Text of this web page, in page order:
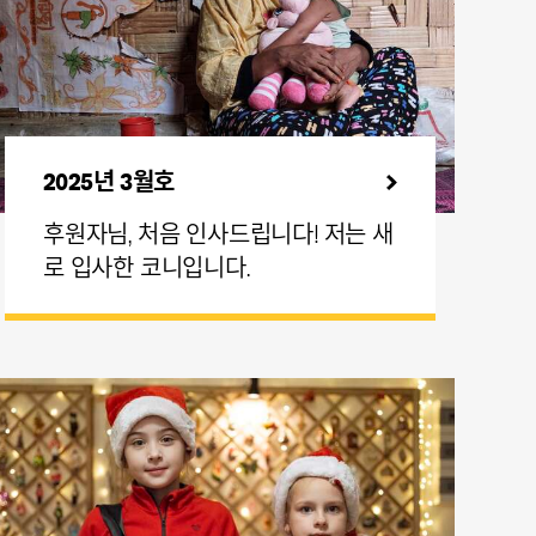
2025년 3월호
후원자님, 처음 인사드립니다! 저는 새
로 입사한 코니입니다.